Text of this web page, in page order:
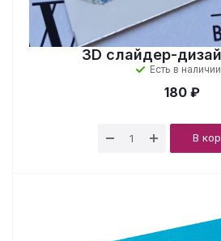
3D cлайдер-
Есть в наличии
180 ₽
В